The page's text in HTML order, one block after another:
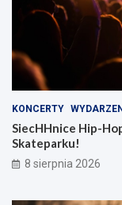
KONCERTY
SiecHHnice Hip-
Skateparku!
8 sierpnia 2026